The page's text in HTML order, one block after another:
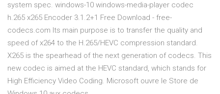
system spec. windows-10 windows-media-player codec
h.265 x265 Encoder 3.1.2+1 Free Download - free-
codecs.com Its main purpose is to transfer the quality and
speed of x264 to the H.265/HEVC compression standard.
X265 is the spearhead of the next generation of codecs. This
new codec is aimed at the HEVC standard, which stands for
High Efficiency Video Coding. Microsoft ouvre le Store de